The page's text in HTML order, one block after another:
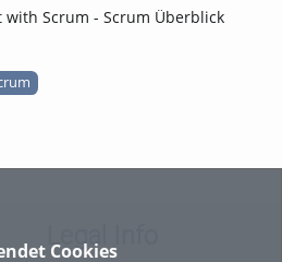
Cookies
Scrum - Scrum Überblick
Legal Info